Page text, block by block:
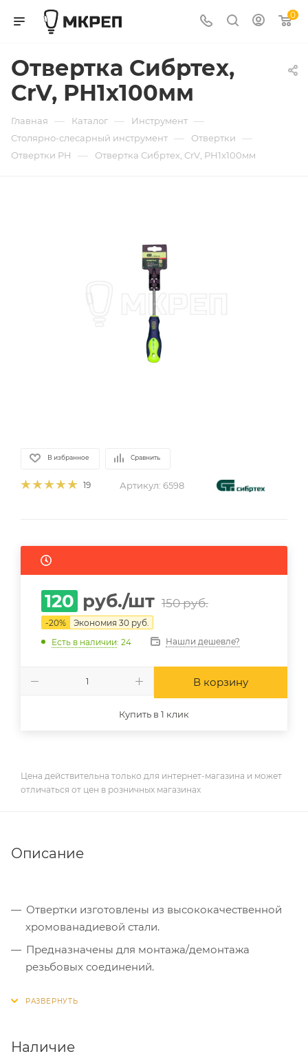
0
Отвертка Сибртех,
CrV, РН1х100мм
Главная — Каталог — Инструмент —
Столярно-слесарный инструмент — Отвертки —
Отвертки PH — Отвертка Сибртех, CrV, РН1х100мм
В избранное Сравнить
19 Артикул: 6598
120 руб./шт 150руб.
-20% Экономия 30 руб.
Есть в наличии: 24 Нашли дешевле?
В корзину
Купить в 1 клик
Цена действительна только для интернет-магазина и может
отличаться от цен в розничных магазинах
Описание
Отвертки изготовлены из высококачественной
хромованадиевой стали.
Предназначены для монтажа/демонтажа
резьбовых соединений.
фиксируется в руке.
Наличие